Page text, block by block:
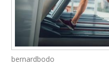
bernardbodo